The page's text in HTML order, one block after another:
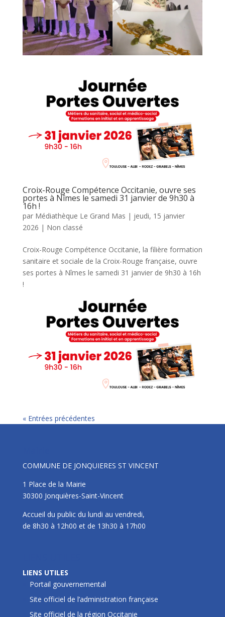
Croix-Rouge Compétence Occitanie, ouvre ses
portes à Nîmes le samedi 31 janvier de 9h30 à
16h !
par Médiathèque Le Grand Mas | jeudi, 15 janvier
2026 | Non classé
Croix-Rouge Compétence Occitanie, la filière formation
sanitaire et sociale de la Croix-Rouge française, ouvre
ses portes à Nîmes le samedi 31 janvier de 9h30 à 16h
!
« Entrées précédentes
COMMUNE DE JONQUIERES ST VINCENT
1 Place de la Mairie
30300 Jonquières-Saint-Vincent
Accueil du public du lundi au vendredi,
de 8h30 à 12h00 et de 13h30 à 17h00
LIENS UTILES
Portail gouvernemental
Site officiel de l’administration française
Site officiel de la région Occitanie